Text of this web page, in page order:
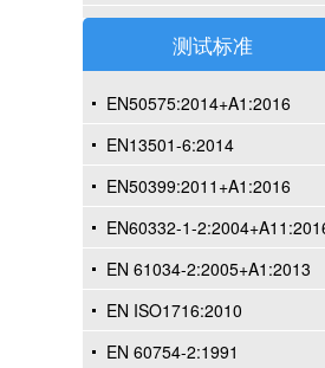
测试标准
EN50575:2014+A1:2016
EN13501-6:2014
EN50399:2011+A1:2016
EN60332-1-
EN 61034-2:2005+A1:2013
EN ISO1716:2010
EN 60754-2:1991